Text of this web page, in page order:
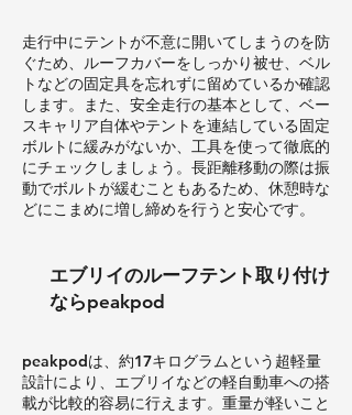
走行中にテントが不意に開いてしまうのを防
ぐため、ルーフカバーをしっかり被せ、ベル
トなどの固定具を忘れずに留めているか確認
します。また、安全走行の基本として、ベー
スキャリア自体やテントを連結している固定
ボルトに緩みがないか、工具を使って徹底的
にチェックしましょう。長距離移動の際は振
動でボルトが緩むこともあるため、休憩時な
どにこまめに増し締めを行うと安心です。
エブリイのルーフテント取り付け
ならpeakpod
peakpodは、約17キログラムという超軽量
設計により、エブリイなどの軽自動車への搭
載が比較的容易に行えます。重量が軽いこと